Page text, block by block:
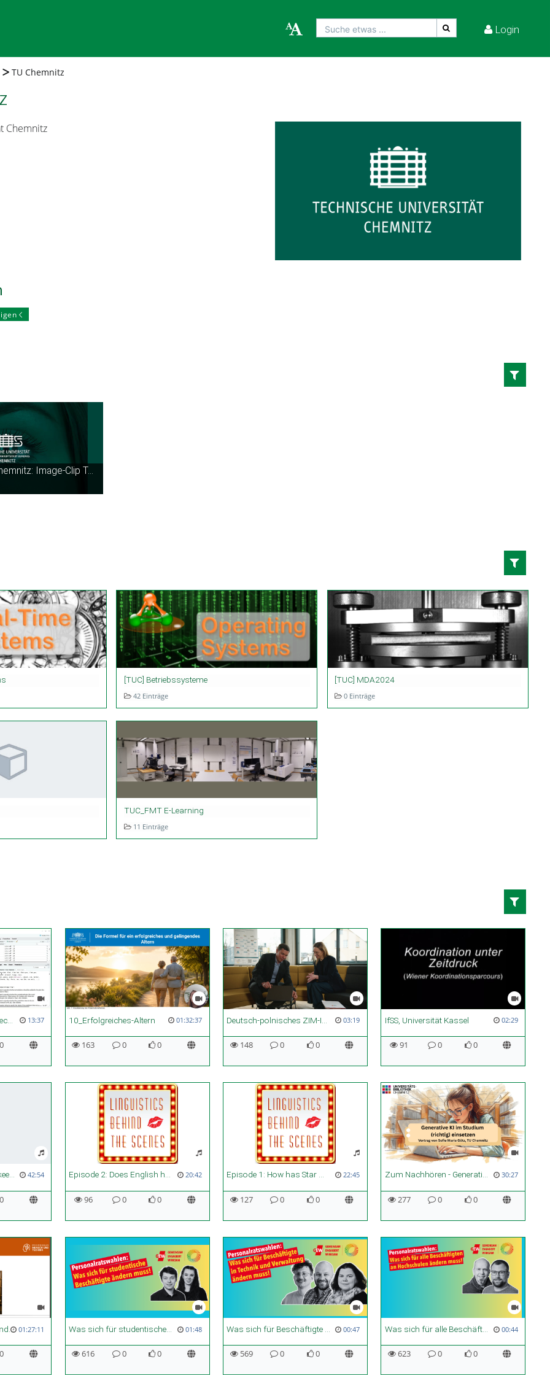
Suche etwas ... Login
TU Chemnitz
Chemnitz
Technische Universität Chemnitz
[TUC] Betriebssysteme
42 Einträge
[TUC] MDA2024
0 Einträge
TUC_FMT E-Learning
11 Einträge
Einheit 12 - Random Effects Metaanylse in R 13:37 10_Erfolgreiches-Altern 01:32:37
163
0
0
03:19
148
0
0
IfSS, Universität Kassel 02:29
91
0
0
Episode 3: How can we keep Holocaust survivors’ voices alive? | Creating an interactive digital testimony in English 42:54 Episode 2: Does English have an infinite number of words for drunkenness? | Drunkonyms 20:42
96
0
0
Episode 1: How has Star Wars changed the English language? | Words from a galaxy far, far away 22:45
127
0
0
Zum Nachhören - Generative KI im Studium (richtig) einsetzen 30:27
277
0
0
SoSe_GMT-V05_Klang-und-Gehoer_20260511 01:27:11 01:48
616
0
0
00:47
569
0
0
Was sich für alle Beschäftigten ändern muss 00:44
623
0
0